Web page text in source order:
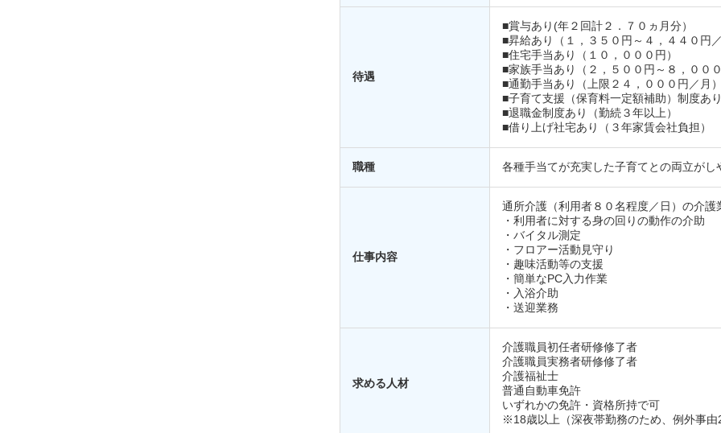
待遇
■賞与あり(年２回計２．７０ヵ月分）
■昇給あり（１，３５０円～４，４４０円
■住宅手当あり（１０，０００円）
■家族手当あり（２，５００円～８，００
■通勤手当あり（上限２４，０００円／月
■子育て支援（保育料一定額補助）制度あ
■退職金制度あり（勤続３年以上）
■借り上げ社宅あり（３年家賃会社負担）
職種 各種手当てが充実した子育てとの両立が
仕事内容
通所介護（利用者８０名程度／日）の介護
・利用者に対する身の回りの動作の介助
・バイタル測定
・フロアー活動見守り
・趣味活動等の支援
・簡単なPC入力作業
・入浴介助
・送迎業務
求める人材
介護職員初任者研修修了者
介護職員実務者研修修了者
介護福祉士
普通自動車免許
いずれかの免許・資格所持で可
※18歳以上（深夜帯勤務のため、例外事由